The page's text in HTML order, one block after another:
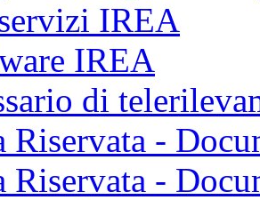
IREA
IREA
di
Riservata -
Riservata -